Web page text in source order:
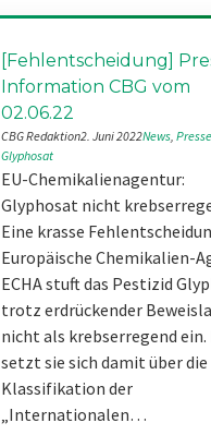
[Fehlentscheidung]
Information CBG vom
02.06.22
CBG Redaktion2. Juni 2022News,
Glyphosat
EU-Chemikalienagentur:
Glyphosat nicht
Eine krasse
Europäische Chemikalien-
ECHA stuft das Pestizid
trotz erdrückender
nicht als krebserregend
setzt sie sich damit über die
Klassifikation der
„Internationalen…